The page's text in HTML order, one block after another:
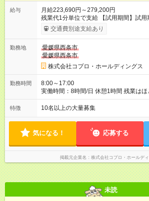
給与
月給223,690円～279,200円
残業代1分単位で支給 【試用期
交通費別途支給あり
勤務地
愛媛県西条市
愛媛県西条市
株式会社コプロ・ホールディングス
勤務時間
8:00～17:00
実働時間：8時間/日 休憩1時間 残業はほとんどなく、定時で帰れ
る日が多い働き方です。 毎日の業務は
ので、 「今日やるべき仕事」が終われ
方を大切にしています。
特徴 10名以上の大量募集
気になる！ 応募する
掲載元企業名 株式会社コプロ・ホールデ
未読